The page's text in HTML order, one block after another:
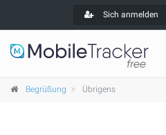
Sich anmelden
Begrüßung Übrigens